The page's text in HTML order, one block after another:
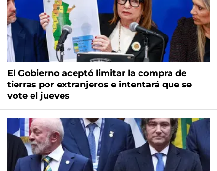
El Gobierno aceptó limitar la compra de
tierras por extranjeros e intentará que se
vote el jueves